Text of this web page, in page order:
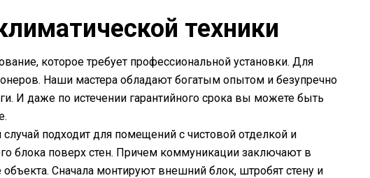
техники
которое требует профессиональной установки. Для
Наши мастера обладают богатым опытом и безупречно
И даже по истечении гарантийного срока вы можете быть
подходит для помещений с чистовой отделкой и
блока поверх стен. Причем коммуникации заключают в
Сначала монтируют внешний блок, штробят стену и